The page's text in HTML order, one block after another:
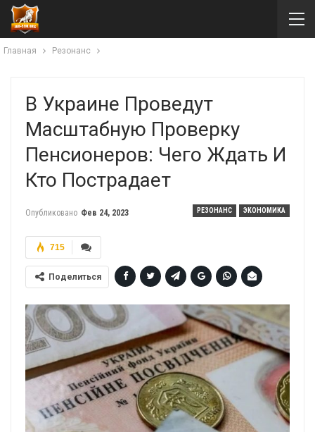
Главная Резонанс
В Украине Проведут
Масштабную Проверку
Пенсионеров: Чего Ждать И
Кто Пострадает
РЕЗОНАНС ЭКОНОМИКА
Опубликовано Фев 24, 2023
715
Поделиться